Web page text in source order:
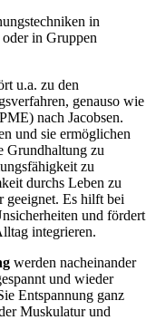
in
in Gruppen
u.a. zu den
genauso wie
nach Jacobsen.
und sie ermöglichen
Grundhaltung zu
zu
durchs Leben zu
geeignet. Es hilft bei
und fördert
integrieren.
werden nacheinander
und wieder
Entspannung ganz
Muskulatur und